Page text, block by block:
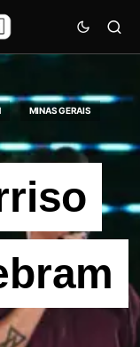
MINAS GERAIS